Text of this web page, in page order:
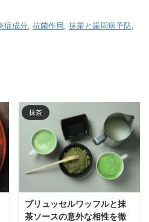
症成分 抗菌作用 抹茶と歯周病予防
抹茶
ブリュッセルワッフルと抹
茶ソースの意外な相性を徹